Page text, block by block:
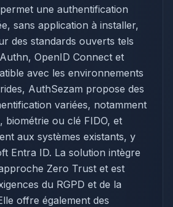
une authentification
sans application à installer,
des standards ouverts tels
OpenID Connect et
avec les environnements
AuthSezam propose des
variées, notamment
biométrie ou clé FIDO, et
aux systèmes existants, y
Entra ID. La solution intègre
Zero Trust et est
du RGPD et de la
offre également des